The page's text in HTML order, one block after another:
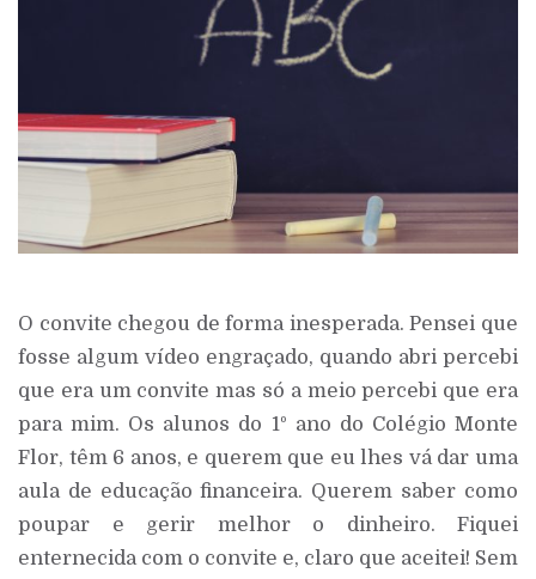
O convite chegou de forma inesperada. Pensei que
fosse algum vídeo engraçado, quando abri percebi
que era um convite mas só a meio percebi que era
para mim. Os alunos do 1º ano do Colégio Monte
Flor, têm 6 anos, e querem que eu lhes vá dar uma
aula de educação financeira. Querem saber como
poupar e gerir melhor o dinheiro. Fiquei
enternecida com o convite e, claro que aceitei! Sem